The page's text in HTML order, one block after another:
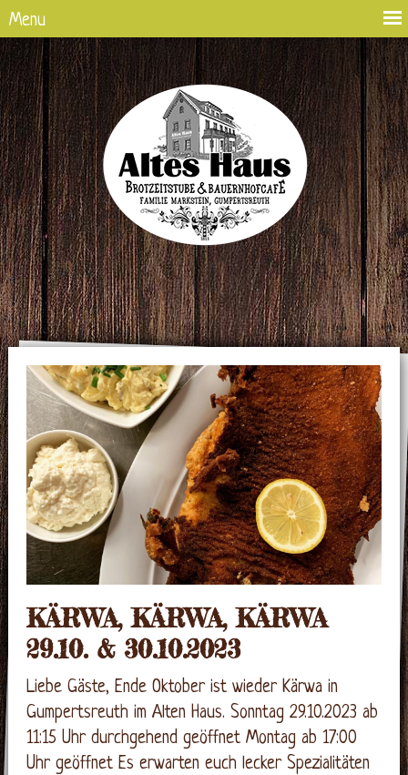
KÄRWA, KÄRWA, KÄRWA
29.10. & 30.10.2023
Liebe Gäste, Ende Oktober ist wieder Kärwa in
Gumpertsreuth im Alten Haus. Sonntag 29.10.2023 ab
11:15 Uhr durchgehend geöffnet Montag ab 17:00
Uhr geöffnet Es erwarten euch lecker Spezialitäten